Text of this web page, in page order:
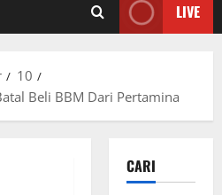
LIVE
10
Beli BBM Dari Pertamina
CARI